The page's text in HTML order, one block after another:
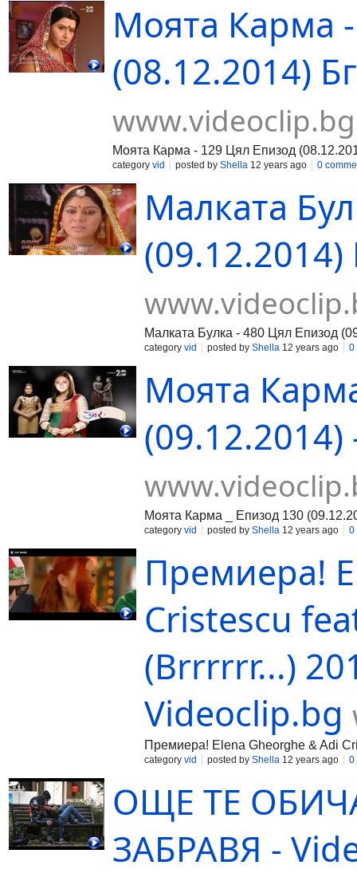
Моята Карма
(08.12.2014)
www.videoclip.bg
Моята Карма - 129 Цял Епизод
category vid posted by Shella 12 years ago 0
Малката
Малката Булка - 480 Цял Епизод
category vid posted by Shella 12 years ago 0
Моята
Моята Карма _ Епизод 130
category vid posted by Shella 12 years ago 0
Премиера!
Cristescu
(Brrrrrr...)
Videoclip.bg
Премиера! Elena Gheorghe & Adi
category vid posted by Shella 12 years ago 0
ОЩЕ ТЕ
ЗАБРАВЯ -